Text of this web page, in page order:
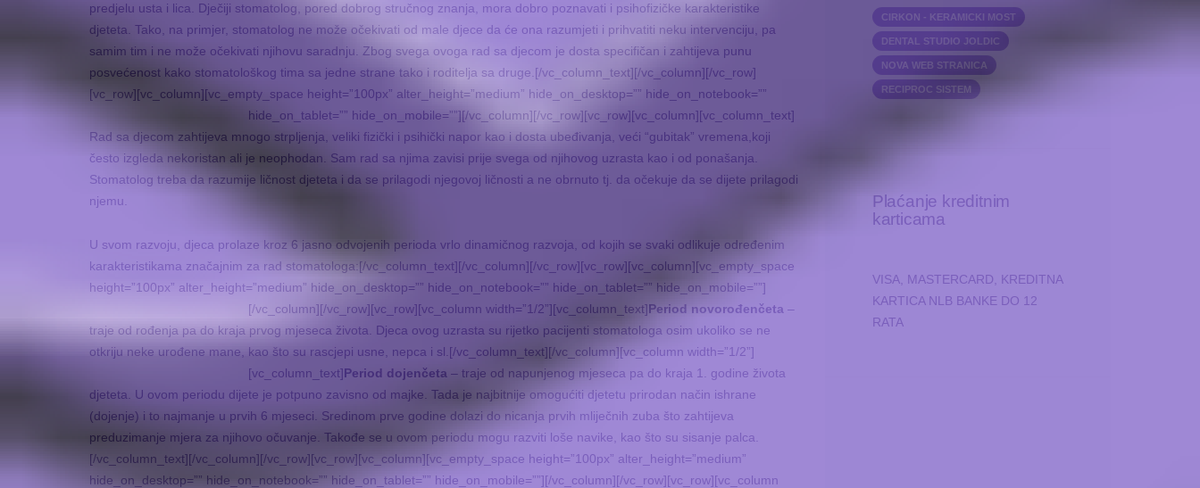
predjelu usta i lica. Dječiji stomatolog, pored dobrog stručnog znanja, mora dobro poznavati i psihofizičke karakteristike
djeteta. Tako, na primjer, stomatolog ne može očekivati od male djece da će ona razumjeti i prihvatiti neku intervenciju, pa
samim tim i ne može očekivati njihovu saradnju. Zbog svega ovoga rad sa djecom je dosta specifičan i zahtijeva punu
posvećenost kako stomatološkog tima sa jedne strane tako i roditelja sa druge.[/vc_column_text][/vc_column][/vc_row]
[vc_row][vc_column][vc_empty_space height=”100px” alter_height=”medium” hide_on_desktop=”” hide_on_notebook=””
hide_on_tablet=”” hide_on_mobile=””][/vc_column][/vc_row][vc_row][vc_column][vc_column_text]
Rad sa djecom zahtijeva mnogo strpljenja, veliki fizički i psihički napor kao i dosta ubeđivanja, veći “gubitak” vremena,koji
često izgleda nekoristan ali je neophodan. Sam rad sa njima zavisi prije svega od njihovog uzrasta kao i od ponašanja.
Stomatolog treba da razumije ličnost djeteta i da se prilagodi njegovoj ličnosti a ne obrnuto tj. da očekuje da se dijete prilagodi
njemu.
U svom razvoju, djeca prolaze kroz 6 jasno odvojenih perioda vrlo dinamičnog razvoja, od kojih se svaki odlikuje određenim
karakteristikama značajnim za rad stomatologa:[/vc_column_text][/vc_column][/vc_row][vc_row][vc_column][vc_empty_space
height=”100px” alter_height=”medium” hide_on_desktop=”” hide_on_notebook=”” hide_on_tablet=”” hide_on_mobile=””]
[/vc_column][/vc_row][vc_row][vc_column width=”1/2”][vc_column_text]Period novorođenčeta –
traje od rođenja pa do kraja prvog mjeseca života. Djeca ovog uzrasta su rijetko pacijenti stomatologa osim ukoliko se ne
otkriju neke urođene mane, kao što su rascjepi usne, nepca i sl.[/vc_column_text][/vc_column][vc_column width=”1/2”]
[vc_column_text]Period dojenčeta – traje od napunjenog mjeseca pa do kraja 1. godine života
djeteta. U ovom periodu dijete je potpuno zavisno od majke. Tada je najbitnije omogućiti djetetu prirodan način ishrane
(dojenje) i to najmanje u prvih 6 mjeseci. Sredinom prve godine dolazi do nicanja prvih mliječnih zuba što zahtijeva
preduzimanje mjera za njihovo očuvanje. Takođe se u ovom periodu mogu razviti loše navike, kao što su sisanje palca.
[/vc_column_text][/vc_column][/vc_row][vc_row][vc_column][vc_empty_space height=”100px” alter_height=”medium”
hide_on_desktop=”” hide_on_notebook=”” hide_on_tablet=”” hide_on_mobile=””][/vc_column][/vc_row][vc_row][vc_column
CIRKON - KERAMICKI MOST
DENTAL STUDIO JOLDIC
NOVA WEB STRANICA
RECIPROC SISTEM
Plaćanje kreditnim
karticama
VISA, MASTERCARD, KREDITNA
KARTICA NLB BANKE DO 12
RATA